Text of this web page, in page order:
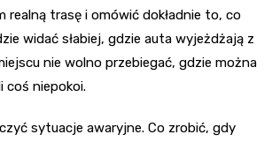
realną trasę i omówić dokładnie to, co
widać słabiej, gdzie auta wyjeżdżają z
nie wolno przebiegać, gdzie można
coś niepokoi.
sytuacje awaryjne. Co zrobić, gdy